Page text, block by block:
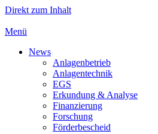
Direkt zum Inhalt
Menü
News
Anlagenbetrieb
Anlagentechnik
EGS
Erkundung & Analyse
Finanzierung
Forschung
Förderbescheid